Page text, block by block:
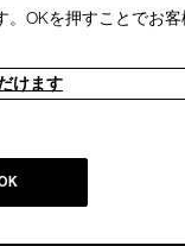
。OKを押すことでお
けます